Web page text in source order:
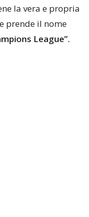
la vera e propria
prende il nome
League”.